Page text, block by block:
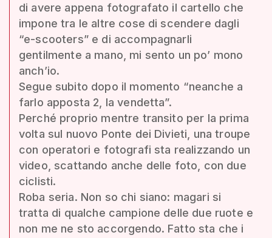
di avere appena fotografato il cartello che
impone tra le altre cose di scendere dagli
“e-scooters” e di accompagnarli
gentilmente a mano, mi sento un po’ mono
anch’io.
Segue subito dopo il momento “neanche a
farlo apposta 2, la vendetta”.
Perché proprio mentre transito per la prima
volta sul nuovo Ponte dei Divieti, una troupe
con operatori e fotografi sta realizzando un
video, scattando anche delle foto, con due
ciclisti.
Roba seria. Non so chi siano: magari si
tratta di qualche campione delle due ruote e
non me ne sto accorgendo. Fatto sta che i